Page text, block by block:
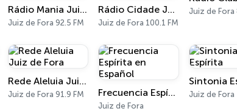
Rádio Mania Juiz de Fora
Juiz de Fora 92.5 FM
Rádio Cidade Juiz de Fora
Juiz de Fora 100.1 FM
Juiz de Fora
Rede Aleluia Juiz de Fora
Juiz de Fora 91.9 FM Frecuencia Espírita en Español
Juiz de Fora
Sintonia
Juiz de Fora